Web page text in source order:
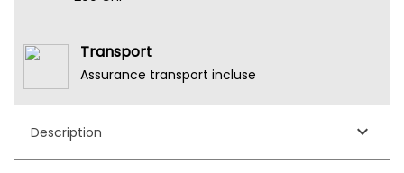
Transport
Assurance transport incluse
Description keyboard_arrow_down